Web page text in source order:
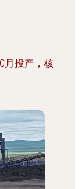
月投产，核